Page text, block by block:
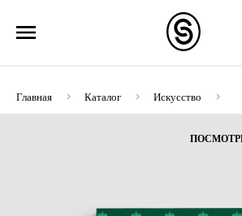
Главная Каталог
Искусство
Илья Остроухов. Гениальный дилетант